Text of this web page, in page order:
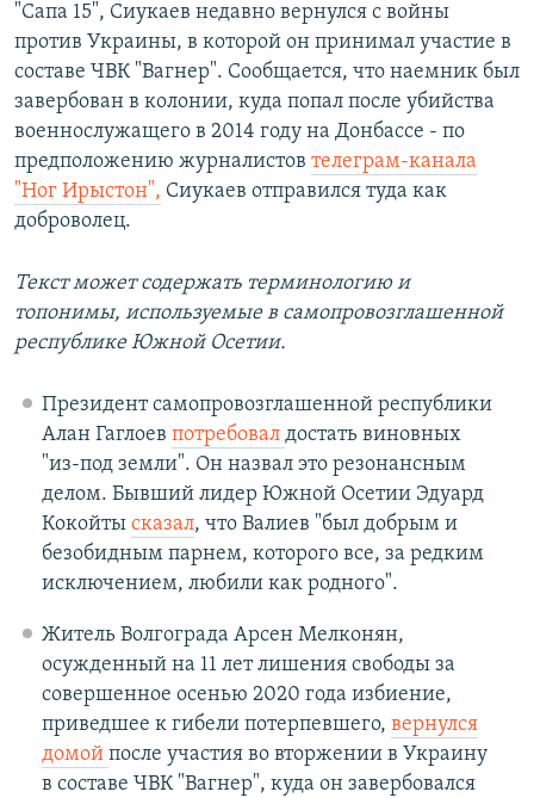
"Сапа 15", Сиукаев недавно вернулся с войны
против Украины, в которой он принимал участие в
составе ЧВК "Вагнер". Сообщается, что наемник был
завербован в колонии, куда попал после убийства
военнослужащего в 2014 году на Донбассе - по
предположению журналистов телеграм-канала
"Ног Ирыстон", Сиукаев отправился туда как
доброволец.
Текст может содержать терминологию и
топонимы, используемые в самопровозглашенной
республике Южной Осетии.
Президент самопровозглашенной республики
Алан Гаглоев потребовал достать виновных
"из-под земли". Он назвал это резонансным
делом. Бывший лидер Южной Осетии Эдуард
Кокойты сказал, что Валиев "был добрым и
безобидным парнем, которого все, за редким
исключением, любили как родного".
Житель Волгограда Арсен Мелконян,
осужденный на 11 лет лишения свободы за
совершенное осенью 2020 года избиение,
приведшее к гибели потерпевшего, вернулся
домой после участия во вторжении в Украину
в составе ЧВК "Вагнер", куда он завербовался